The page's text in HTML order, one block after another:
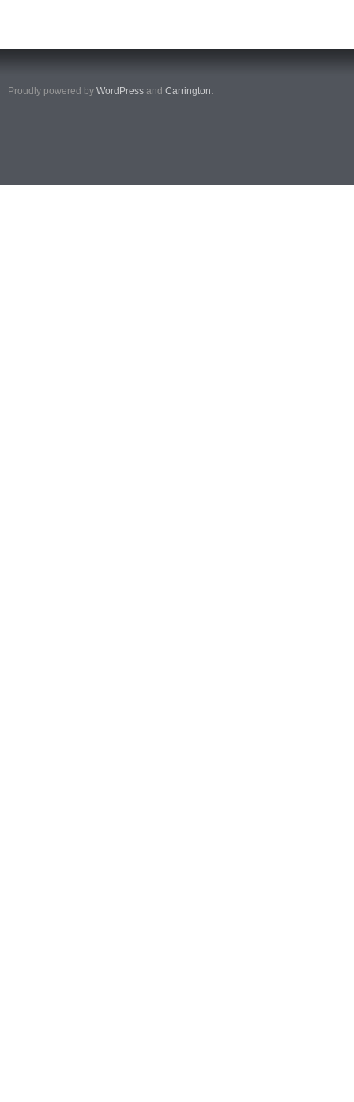
Proudly powered by WordPress and Carrington